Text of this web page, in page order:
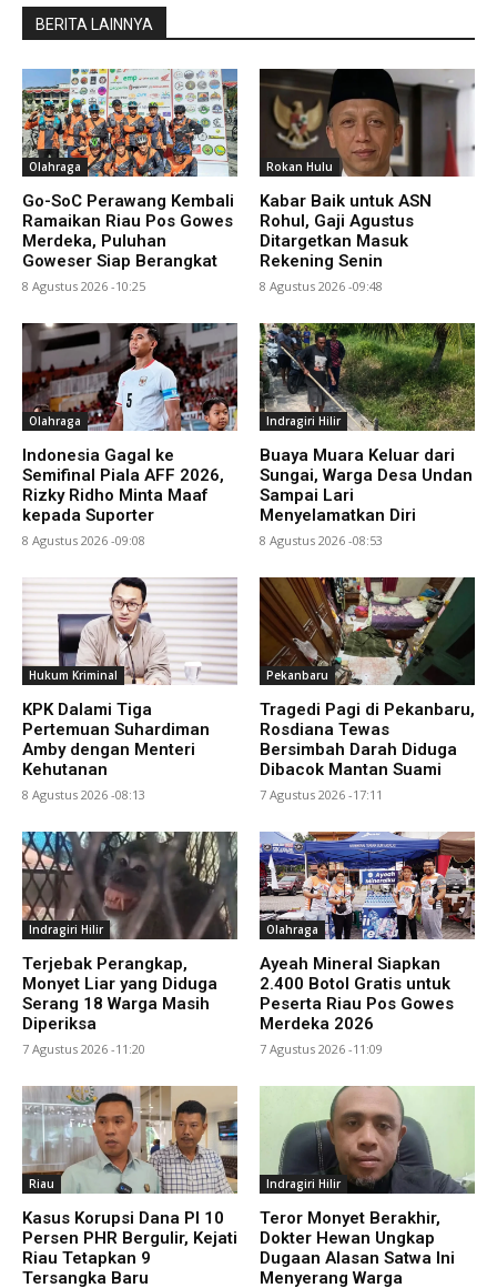
BERITA LAINNYA
Olahraga
Go-SoC Perawang Kembali
Ramaikan Riau Pos Gowes
Merdeka, Puluhan
Goweser Siap Berangkat
8 Agustus 2026 -10:25
Rokan Hulu
Kabar Baik untuk ASN
Rohul, Gaji Agustus
Ditargetkan Masuk
Rekening Senin
8 Agustus 2026 -09:48
Olahraga
Indonesia Gagal ke
Semifinal Piala AFF 2026,
Rizky Ridho Minta Maaf
kepada Suporter
8 Agustus 2026 -09:08
Indragiri Hilir
Buaya Muara Keluar dari
Sungai, Warga Desa Undan
Sampai Lari
Menyelamatkan Diri
8 Agustus 2026 -08:53
Hukum Kriminal
KPK Dalami Tiga
Pertemuan Suhardiman
Amby dengan Menteri
Kehutanan
8 Agustus 2026 -08:13
Pekanbaru
Tragedi Pagi di Pekanbaru,
Rosdiana Tewas
Bersimbah Darah Diduga
Dibacok Mantan Suami
7 Agustus 2026 -17:11
Indragiri Hilir
Terjebak Perangkap,
Monyet Liar yang Diduga
Serang 18 Warga Masih
Diperiksa
7 Agustus 2026 -11:20
Olahraga
Ayeah Mineral Siapkan
2.400 Botol Gratis untuk
Peserta Riau Pos Gowes
Merdeka 2026
7 Agustus 2026 -11:09
Riau
Kasus Korupsi Dana PI 10
Persen PHR Bergulir, Kejati
Riau Tetapkan 9
Tersangka Baru
Indragiri Hilir
Teror Monyet Berakhir,
Dokter Hewan Ungkap
Dugaan Alasan Satwa Ini
Menyerang Warga